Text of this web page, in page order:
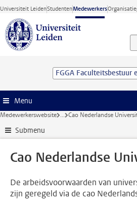
Ga direct naar de inhoud
Universiteit LeidenStudentenMedewerkers
Menu
Medewerkerswebsite ... Cao Nederlandse
Submenu
Cao Nederlandse
De arbeidsvoorwaarden van
zijn geregeld via de cao